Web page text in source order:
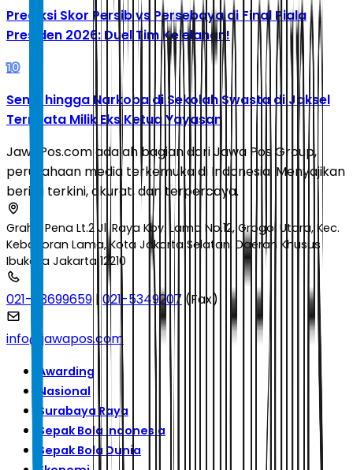
Prediksi Skor Persib vs Persebaya di Final Piala
Presiden 2026: Duel Tim Kelelahan!
10
Senpi hingga Narkoba di Sekolah Swasta di Jaksel
Ternyata Milik Eks Ketua Yayasan
JawaPos.com adalah bagian dari Jawa Pos Group,
perusahaan media terkemuka di Indonesia. Menyajikan
berita terkini, akurat, dan terpercaya.
Graha Pena Lt.2 Jl. Raya Kby. Lama No.12, Grogol Utara, Kec.
Kebayoran Lama, Kota Jakarta Selatan, Daerah Khusus
Ibukota Jakarta 12210
021-53699659 | 021-5349207 (Fax)
info@jawapos.com
Awarding
Nasional
Surabaya Raya
Sepak Bola Indonesia
Sepak Bola Dunia